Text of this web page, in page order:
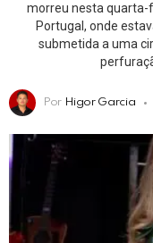
morreu nesta quarta-
Portugal, onde
submetida a uma
Por Higor Garcia